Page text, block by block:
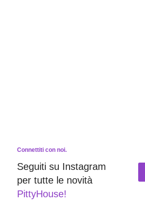
Connettiti con noi.
Seguiti su Instagram
per tutte le novità
PittyHouse!